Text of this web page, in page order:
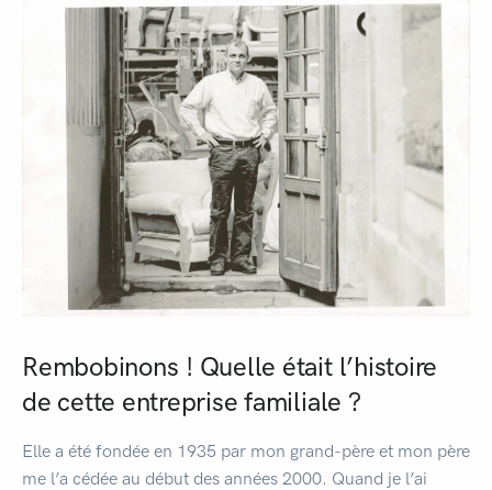
Rembobinons ! Quelle était l’histoire
de cette entreprise familiale ?
Elle a été fondée en 1935 par mon grand-père et mon père
me l’a cédée au début des années 2000. Quand je l’ai